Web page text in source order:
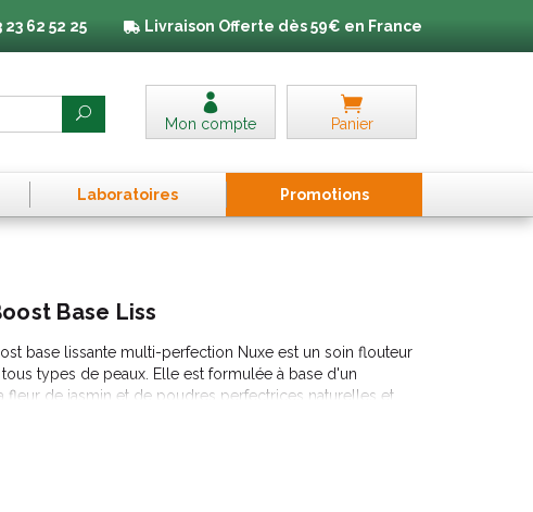
23 62 52 25 Livraison Offerte dès 59€ en France
Mon compte Panier
Laboratoires Promotions
Base Liss
base lissante multi-perfection Nuxe est un soin flouteur
types de peaux. Elle est formulée à base d'un
fleur de jasmin et de poudres perfectrices naturelles et
de l'âge, le teint terne, les marques de fatigue, les